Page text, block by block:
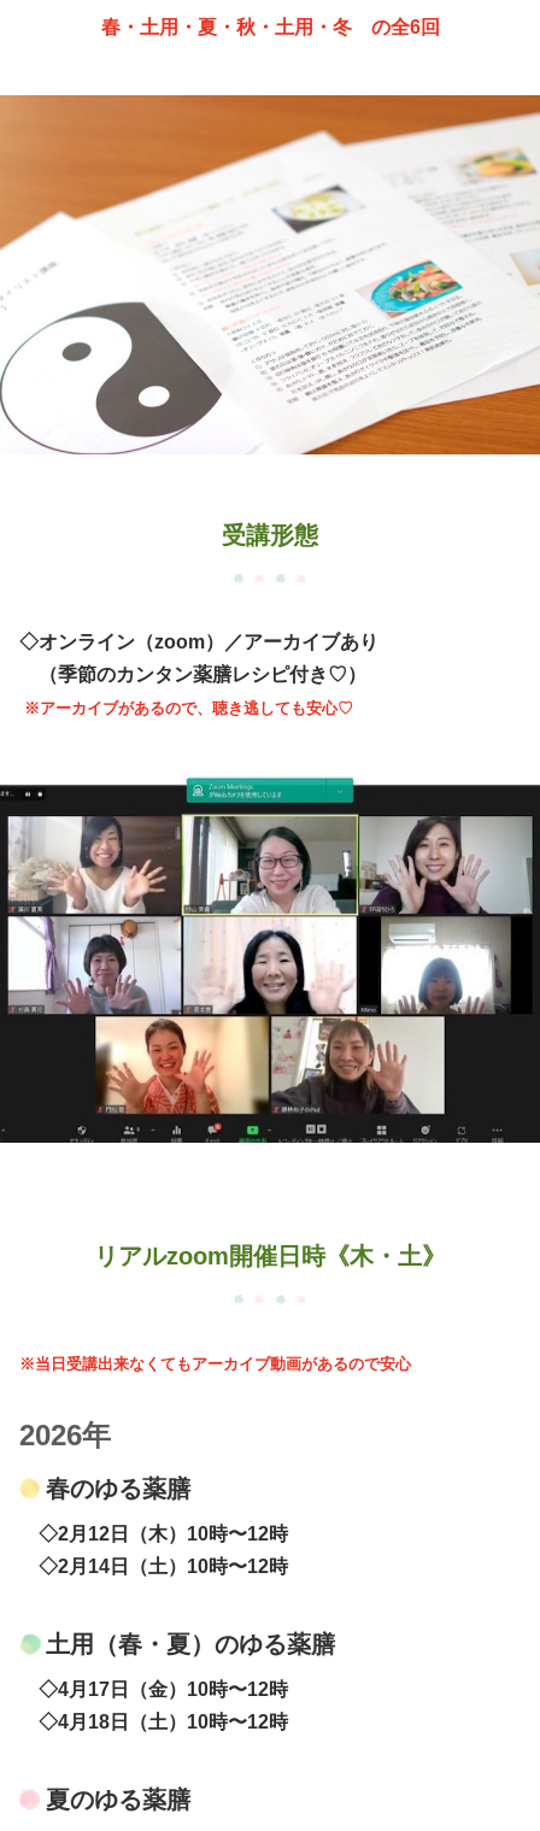
春・土用・夏・秋・土用・冬 の全6回
受講形態
◇オンライン（zoom）／アーカイブあり
（季節のカンタン薬膳レシピ付き♡）
※アーカイブがあるので、聴き逃しても安心♡
リアルzoom開催日時《木・土》
※当日受講出来なくてもアーカイブ動画があるので安心
2026年
​春のゆる薬膳
◇2月12日（木）10時〜12時
◇2月14日（土）10時〜12時
​土用（春・夏）のゆる薬膳
◇4月17日（金）10時〜12時
◇4月18日（土）10時〜12時
​夏のゆる薬膳